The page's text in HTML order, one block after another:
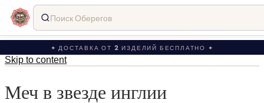
✦ ДОСТАВКА ОТ 2 ИЗДЕЛИЙ БЕСПЛАТНО ✦
Skip to content
Меч в звезде инглии
Поиск Оберегов